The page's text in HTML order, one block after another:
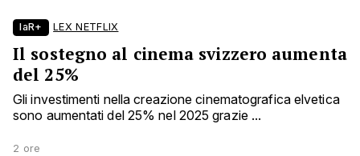
laR+ LEX NETFLIX
Il sostegno al cinema svizzero aumenta
del 25%
Gli investimenti nella creazione cinematografica elvetica
sono aumentati del 25% nel 2025 grazie ...
2 ore